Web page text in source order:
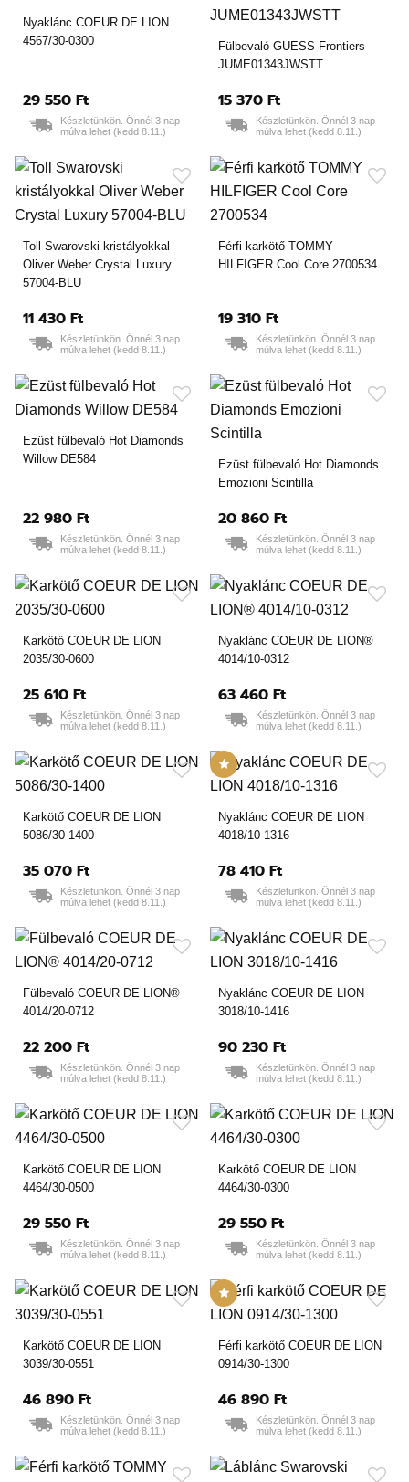
Nyaklánc COEUR DE LION
4567/30-0300
29 550 Ft
Készletünkön. Önnél 3 nap
múlva lehet (kedd 8.11.)
Fülbevaló GUESS Frontiers
JUME01343JWSTT
15 370 Ft
Készletünkön. Önnél 3 nap
múlva lehet (kedd 8.11.)
Toll Swarovski kristályokkal
Oliver Weber Crystal Luxury
57004-BLU
11 430 Ft
Készletünkön. Önnél 3 nap
múlva lehet (kedd 8.11.)
Férfi karkötő TOMMY
HILFIGER Cool Core 2700534
19 310 Ft
Készletünkön. Önnél 3 nap
múlva lehet (kedd 8.11.)
Ezüst fülbevaló Hot Diamonds
Willow DE584
22 980 Ft
Készletünkön. Önnél 3 nap
múlva lehet (kedd 8.11.)
Ezüst fülbevaló Hot Diamonds
Emozioni Scintilla
20 860 Ft
Készletünkön. Önnél 3 nap
múlva lehet (kedd 8.11.)
Karkötő COEUR DE LION
2035/30-0600
25 610 Ft
Készletünkön. Önnél 3 nap
múlva lehet (kedd 8.11.)
Nyaklánc COEUR DE LION®
4014/10-0312
63 460 Ft
Készletünkön. Önnél 3 nap
múlva lehet (kedd 8.11.)
Karkötő COEUR DE LION
5086/30-1400
35 070 Ft
Készletünkön. Önnél 3 nap
múlva lehet (kedd 8.11.)
Nyaklánc COEUR DE LION
4018/10-1316
78 410 Ft
Készletünkön. Önnél 3 nap
múlva lehet (kedd 8.11.)
Fülbevaló COEUR DE LION®
4014/20-0712
22 200 Ft
Készletünkön. Önnél 3 nap
múlva lehet (kedd 8.11.)
Nyaklánc COEUR DE LION
3018/10-1416
90 230 Ft
Készletünkön. Önnél 3 nap
múlva lehet (kedd 8.11.)
Karkötő COEUR DE LION
4464/30-0500
29 550 Ft
Készletünkön. Önnél 3 nap
múlva lehet (kedd 8.11.)
Karkötő COEUR DE LION
4464/30-0300
29 550 Ft
Készletünkön. Önnél 3 nap
múlva lehet (kedd 8.11.)
Karkötő COEUR DE LION
3039/30-0551
46 890 Ft
Készletünkön. Önnél 3 nap
múlva lehet (kedd 8.11.)
Férfi karkötő COEUR DE LION
0914/30-1300
46 890 Ft
Készletünkön. Önnél 3 nap
múlva lehet (kedd 8.11.)